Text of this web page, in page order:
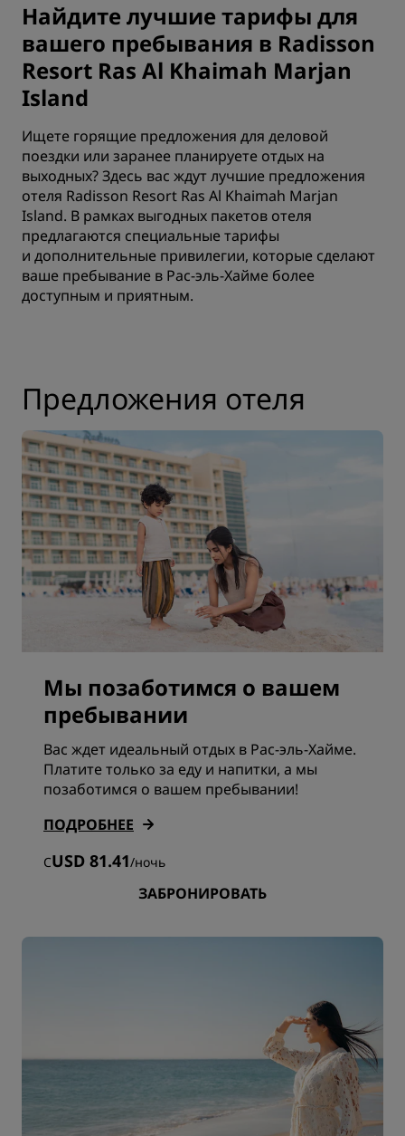
Найдите лучшие тарифы для
вашего пребывания в Radisson
Resort Ras Al Khaimah Marjan
Island
Ищете горящие предложения для деловой
поездки или заранее планируете отдых на
выходных? Здесь вас ждут лучшие предложения
отеля Radisson Resort Ras Al Khaimah Marjan
Island. В рамках выгодных пакетов отеля
предлагаются специальные тарифы
и дополнительные привилегии, которые сделают
ваше пребывание в Рас-эль-Хайме более
доступным и приятным.
Предложения отеля
Мы позаботимся о вашем
пребывании
Вас ждет идеальный отдых в Рас-эль-Хайме.
Платите только за еду и напитки, а мы
позаботимся о вашем пребывании!
ПОДРОБНЕЕ
СUSD 81.41/ночь
ЗАБРОНИРОВАТЬ